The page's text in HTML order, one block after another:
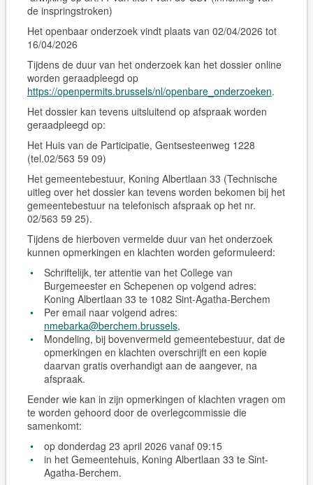
de inspringstroken)
Het openbaar onderzoek vindt plaats van 02/04/2026 tot
16/04/2026
Tijdens de duur van het onderzoek kan het dossier online
worden geraadpleegd op
https://openpermits.brussels/nl/openbare_onderzoeken.
Het dossier kan tevens uitsluitend op afspraakworden
geraadpleegd op:
Het Huis van de Participatie, Gentsesteenweg 1228
(tel.02/563 59 09)
Het gemeentebestuur, Koning Albertlaan 33 (Technische
uitleg over het dossier kan tevens worden bekomen bij het
gemeentebestuur na telefonisch afspraak op het nr.
02/563 59 25).
Tijdens de hierboven vermelde duur van het onderzoek
kunnen opmerkingen en klachten worden geformuleerd:
Schriftelijk, ter attentie van het College van
Burgemeester en Schepenen op volgend adres:
Koning Albertlaan 33 te 1082 Sint-Agatha-Berchem
Per email naar volgend adres:
nmebarka@berchem.brussels,
Mondeling, bij bovenvermeld gemeentebestuur, dat de
opmerkingen en klachten overschrijft en een kopie
daarvan gratis overhandigt aan de aangever, na
afspraak.
Eender wie kan in zijn opmerkingen of klachten vragen om
te worden gehoord door de overlegcommissie die
samenkomt:
op donderdag 23 april 2026 vanaf 09:15
in het Gemeentehuis, Koning Albertlaan 33 te Sint-
Agatha-Berchem.